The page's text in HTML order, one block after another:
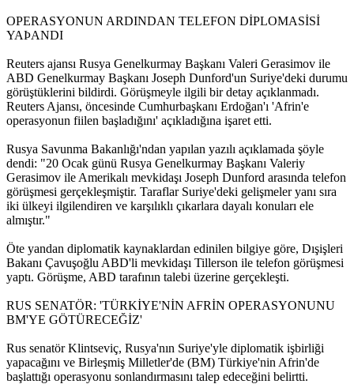
OPERASYONUN ARDINDAN TELEFON DİPLOMASİSİ
YAÞANDI
Reuters ajansı Rusya Genelkurmay Başkanı Valeri Gerasimov ile
ABD Genelkurmay Başkanı Joseph Dunford'un Suriye'deki durumu
görüştüklerini bildirdi. Görüşmeyle ilgili bir detay açıklanmadı.
Reuters Ajansı, öncesinde Cumhurbaşkanı Erdoğan'ı 'Afrin'e
operasyonun fiilen başladığını' açıkladığına işaret etti.
Rusya Savunma Bakanlığı'ndan yapılan yazılı açıklamada şöyle
dendi: "20 Ocak günü Rusya Genelkurmay Başkanı Valeriy
Gerasimov ile Amerikalı mevkidaşı Joseph Dunford arasında telefon
görüşmesi gerçekleşmiştir. Taraflar Suriye'deki gelişmeler yanı sıra
iki ülkeyi ilgilendiren ve karşılıklı çıkarlara dayalı konuları ele
almıştır."
Öte yandan diplomatik kaynaklardan edinilen bilgiye göre, Dışişleri
Bakanı Çavuşoğlu ABD'li mevkidaşı Tillerson ile telefon görüşmesi
yaptı. Görüşme, ABD tarafının talebi üzerine gerçekleşti.
RUS SENATÖR: 'TÜRKİYE'NİN AFRİN OPERASYONUNU
BM'YE GÖTÜRECEĞİZ'
Rus senatör Klintseviç, Rusya'nın Suriye'yle diplomatik işbirliği
yapacağını ve Birleşmiş Milletler'de (BM) Türkiye'nin Afrin'de
başlattığı operasyonu sonlandırmasını talep edeceğini belirtti.